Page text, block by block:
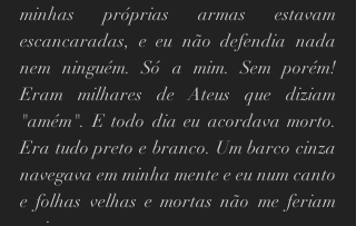
minhas próprias armas estavam
escancaradas, e eu não defendia nada
nem ninguém. Só a mim. Sem porém!
Eram milhares de Ateus que diziam
"amém". E todo dia eu acordava morto.
Era tudo preto e branco. Um barco cinza
navegava em minha mente e eu num canto
e folhas velhas e mortas não me feriam